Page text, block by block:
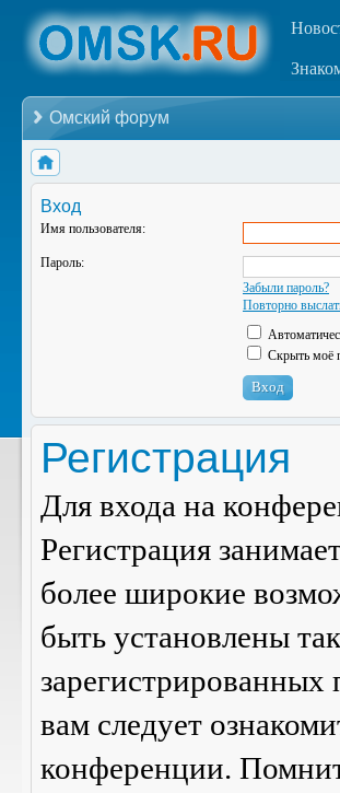
Омский форум
Вход
Имя пользователя:
Пароль:
Забыли пароль?
Повторно
Скрыть моё
Регистрация
Для входа на
Регистрация
более широкие
быть установлены
зарегистрированных
вам следует
конференции.